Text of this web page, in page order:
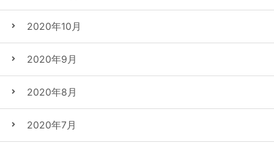
2020年10月
2020年9月
2020年8月
2020年7月